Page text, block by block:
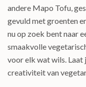
andere Mapo Tofu,
gevuld met groenten
nu op zoek bent naar
smaakvolle
voor elk wat wils. Laat
creativiteit van